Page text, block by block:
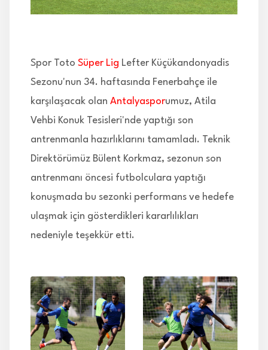
Spor Toto Süper Lig Lefter Küçükandonyadis
Sezonu'nun 34. haftasında Fenerbahçe ile
karşılaşacak olan Antalyasporumuz, Atila
Vehbi Konuk Tesisleri'nde yaptığı son
antrenmanla hazırlıklarını tamamladı. Teknik
Direktörümüz Bülent Korkmaz, sezonun son
antrenmanı öncesi futbolculara yaptığı
konuşmada bu sezonki performans ve hedefe
ulaşmak için gösterdikleri kararlılıkları
nedeniyle teşekkür etti.